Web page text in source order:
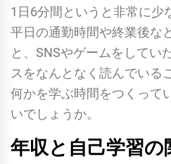
1日6分間というと非常に少
平日の通勤時間や終業後な
と、SNSやゲームをしてい
スをなんとなく読んでいる
何かを学ぶ時間をつくって
いでしょうか。
年収と自己学習の